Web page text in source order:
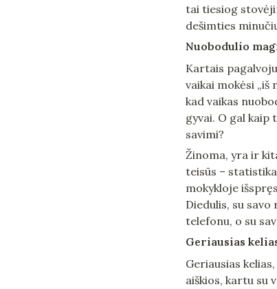
tai tiesiog
dešimties
Nuobodulio
Kartais
vaikai mokėsi „iš
kad vaikas
gyvai. O gal kaip
savimi?
Žinoma, yra ir
teisūs –
mokykloje
Diedulis, su
telefonu, o su
Geriausias
Geriausias
aiškios, kartu su